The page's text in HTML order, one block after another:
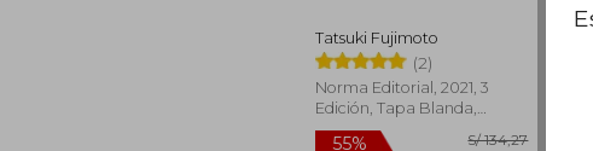
Tatsuki Fujimoto
(2)
Norma Editorial, 2021, 3
Edición, Tapa Blanda,
Nuevo